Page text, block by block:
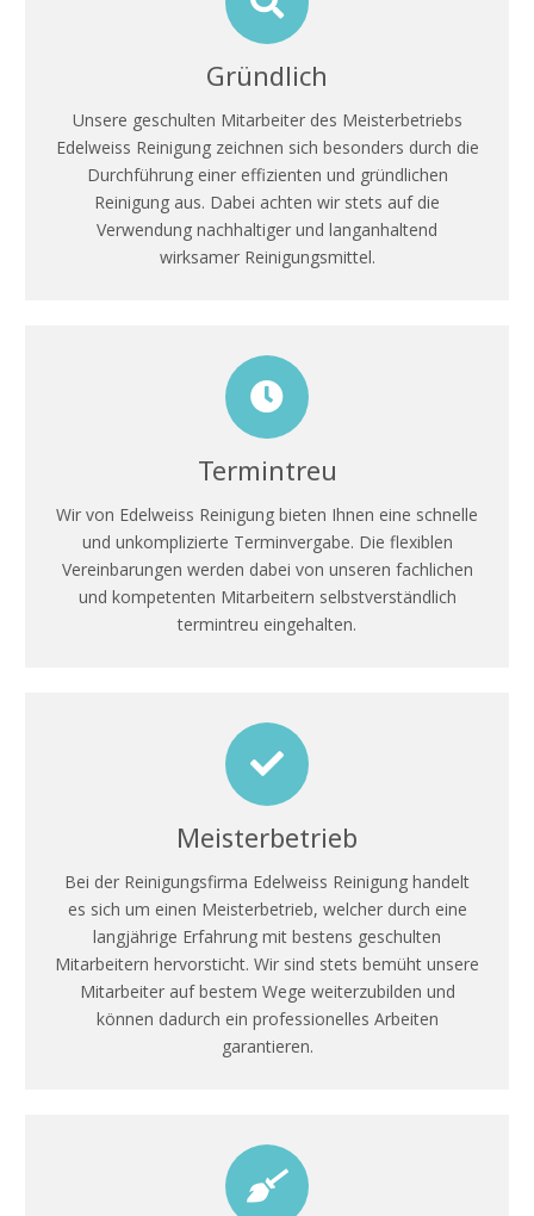
Gründlich
Unsere geschulten Mitarbeiter des Meisterbetriebs
Edelweiss Reinigung zeichnen sich besonders durch die
Durchführung einer effizienten und gründlichen
Reinigung aus. Dabei achten wir stets auf die
Verwendung nachhaltiger und langanhaltend
wirksamer Reinigungsmittel.
Termintreu
Wir von Edelweiss Reinigung bieten Ihnen eine schnelle
und unkomplizierte Terminvergabe. Die flexiblen
Vereinbarungen werden dabei von unseren fachlichen
und kompetenten Mitarbeitern selbstverständlich
termintreu eingehalten.
Meisterbetrieb
Bei der Reinigungsfirma Edelweiss Reinigung handelt
es sich um einen Meisterbetrieb, welcher durch eine
langjährige Erfahrung mit bestens geschulten
Mitarbeitern hervorsticht. Wir sind stets bemüht unsere
Mitarbeiter auf bestem Wege weiterzubilden und
können dadurch ein professionelles Arbeiten
garantieren.